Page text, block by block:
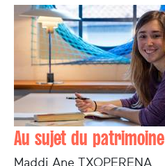
Au sujet du
Maddi Ane TXOPERENA